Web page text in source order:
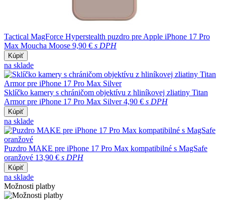
Tactical MagForce Hyperstealth puzdro pre Apple iPhone 17 Pro
Max Moucha Moose 9,90 € s DPH
Kúpiť
na sklade
Sklíčko kamery s chráničom objektívu z hliníkovej zliatiny Titan
Armor pre iPhone 17 Pro Max Silver 4,90 € s DPH
Kúpiť
na sklade
Puzdro MAKE pre iPhone 17 Pro Max kompatibilné s MagSafe
oranžové 13,90 € s DPH
Kúpiť
na sklade
Možnosti platby